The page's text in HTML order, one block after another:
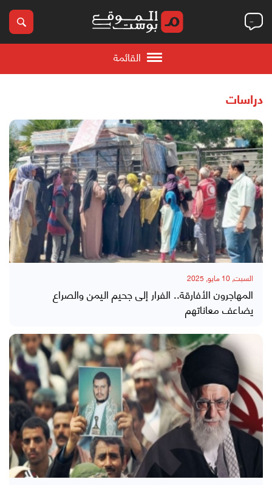
القائمة
دراسات
السبت, 10 مايو, 2025
المهاجرون الأفارقة.. الفرار إلى جحيم اليمن والصراع
يضاعف معاناتهم